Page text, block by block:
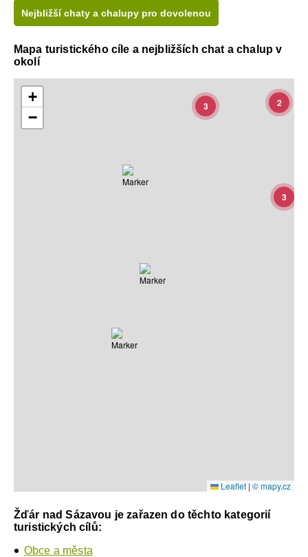
Nejbližší chaty a chalupy pro dovolenou
Mapa turistického cíle a nejbližších chat a chalup v
okolí
3
2
3
+
−
Leaflet | © mapy.cz
Žďár nad Sázavou je zařazen do těchto kategorií
turistických cílů:
Obce a města